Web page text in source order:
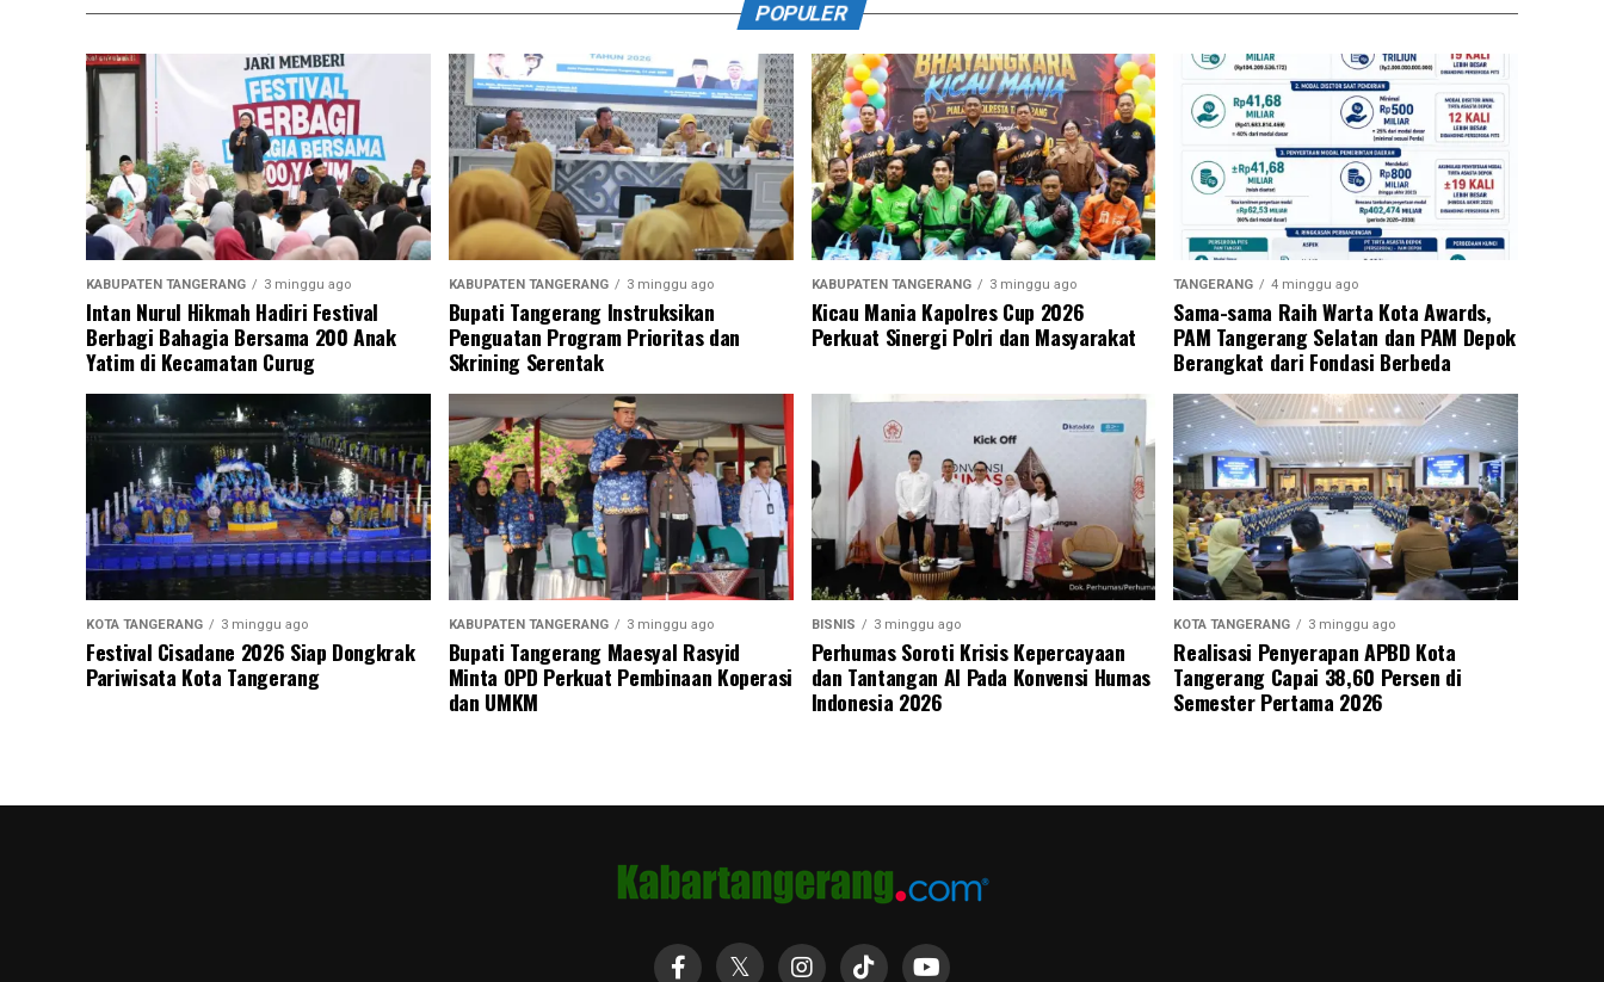
POPULER
KABUPATEN TANGERANG 3 minggu ago
Intan Nurul Hikmah Hadiri Festival
Berbagi Bahagia Bersama 200 Anak
Yatim di Kecamatan Curug
KABUPATEN TANGERANG 3 minggu ago
Bupati Tangerang Instruksikan
Penguatan Program Prioritas dan
Skrining Serentak
KABUPATEN TANGERANG 3 minggu ago
Kicau Mania Kapolres Cup 2026
Perkuat Sinergi Polri dan Masyarakat
TANGERANG 4 minggu ago
Sama-sama Raih Warta Kota Awards,
PAM Tangerang Selatan dan PAM Depok
Berangkat dari Fondasi Berbeda
KOTA TANGERANG 3 minggu ago
Festival Cisadane 2026 Siap Dongkrak
Pariwisata Kota Tangerang
KABUPATEN TANGERANG 3 minggu ago
Bupati Tangerang Maesyal Rasyid
Minta OPD Perkuat Pembinaan Koperasi
dan UMKM
BISNIS 3 minggu ago
Perhumas Soroti Krisis Kepercayaan
dan Tantangan AI Pada Konvensi Humas
Indonesia 2026
KOTA TANGERANG 3 minggu ago
Realisasi Penyerapan APBD Kota
Tangerang Capai 38,60 Persen di
Semester Pertama 2026